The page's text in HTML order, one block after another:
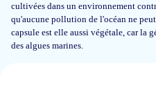
Frank
cultivées dans un environnement
qu'aucune pollution de l'océan ne
capsule est elle aussi végétale, car la
des algues marines.